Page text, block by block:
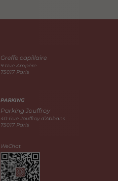
Greffe capillaire
9 Rue Ampère
75017 Paris
PARKING
Parking Jouffroy
40 Rue Jouffroy d’Abbans
75017 Paris
WeChat